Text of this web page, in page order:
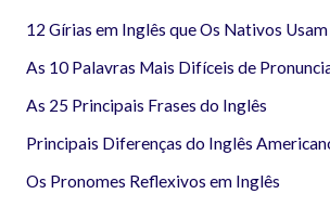
s
a
r
12 Gírias em Inglês que Os Nativos Usam
As 10 Palavras Mais Difíceis de
As 25 Principais Frases do Inglês
Principais Diferenças do Inglês
Os Pronomes Reflexivos em Inglês